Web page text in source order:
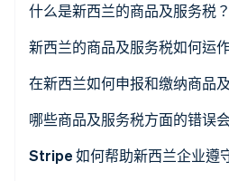
立即观看
什么是新西兰的商品及服务税？
新西兰的商品及服务税如何运
在新西兰如何申报和缴纳商品
哪些商品及服务税方面的错误
未按要求注册
Stripe 如何帮助新西兰企业遵